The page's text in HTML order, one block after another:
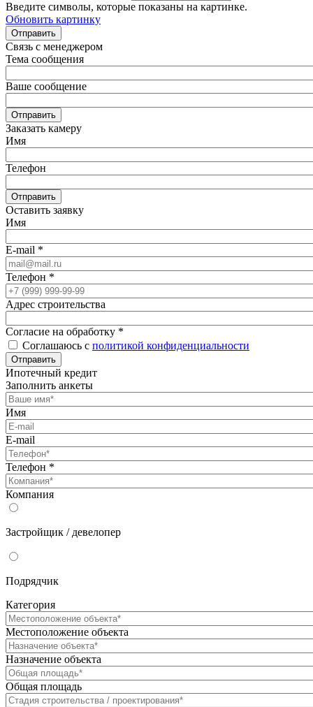
Введите символы, которые показаны на картинке.
Обновить картинку
Отправить
Связь с менеджером
Тема сообщения
Ваше сообщение
Отправить
Заказать камеру
Имя
Телефон
Отправить
Оставить заявку
Имя
E-mail *
Телефон *
Адрес строительства
Согласие на обработку *
Соглашаюсь с политикой конфиденциальности
Отправить
Ипотечный кредит
Заполнить анкеты
Имя
E-mail
Телефон *
Компания
Застройщик / девелопер
Подрядчик
Категория
Местоположение объекта
Назначение объекта
Общая площадь